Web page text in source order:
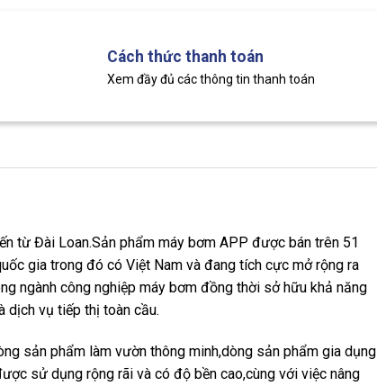
Cách thức thanh toán
Xem đầy đủ các thông tin thanh toán
từ Đài Loan.Sản phẩm máy bơm APP được bán trên 51
gia trong đó có Việt Nam và đang tích cực mở rộng ra
ngành công nghiệp máy bơm đồng thời sở hữu khả năng
dịch vụ tiếp thị toàn cầu.
sản phẩm làm vườn thông minh,dòng sản phẩm gia dụng
sử dụng rộng rãi và có độ bền cao,cùng với việc nâng